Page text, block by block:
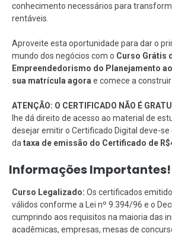
conhecimento necessários para
rentáveis.
Aproveite esta oportunidade para dar o
mundo dos negócios com o Curso Grátis
Empreendedorismo do Planejamento
sua matrícula agora e comece a
ATENÇÃO: O CERTIFICADO NÃO É
lhe dá direito de acesso ao material de
desejar emitir o Certificado Digital deve-
da taxa de emissão do Certificado de
Informações Importantes!
Curso Legalizado: Os certificados
válidos conforme a Lei nº 9.394/96 e o
cumprindo aos requisitos na maioria das
acadêmicas, empresas, mesas de